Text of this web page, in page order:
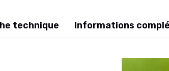
technique Informations